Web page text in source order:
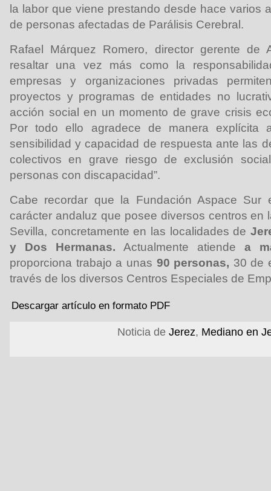
la labor que viene prestando desde hace varios
de personas afectadas de Parálisis Cerebral.
Rafael Márquez Romero, director gerente de
resaltar una vez más como la
empresas y organizaciones privadas
proyectos y programas de entidades no
acción social en un momento de grave crisis
Por todo ello agradece de manera explícita
sensibilidad y capacidad de respuesta ante las
colectivos en grave riesgo de exclusión
personas con discapacidad”.
Cabe recordar que la Fundación Aspace Sur
carácter andaluz que posee diversos centros en
Sevilla, concretamente en las localidades de
y Dos Hermanas. Actualmente atiende a
proporciona trabajo a unas 90 personas, 30 de
través de los diversos Centros Especiales de
Descargar artículo en formato PDF
Noticia de Jerez, Mediano en